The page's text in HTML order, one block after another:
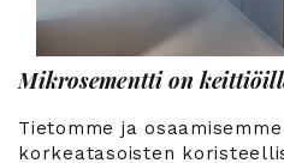
Mikrosementti on
Tietomme ja
korkeatasoisten